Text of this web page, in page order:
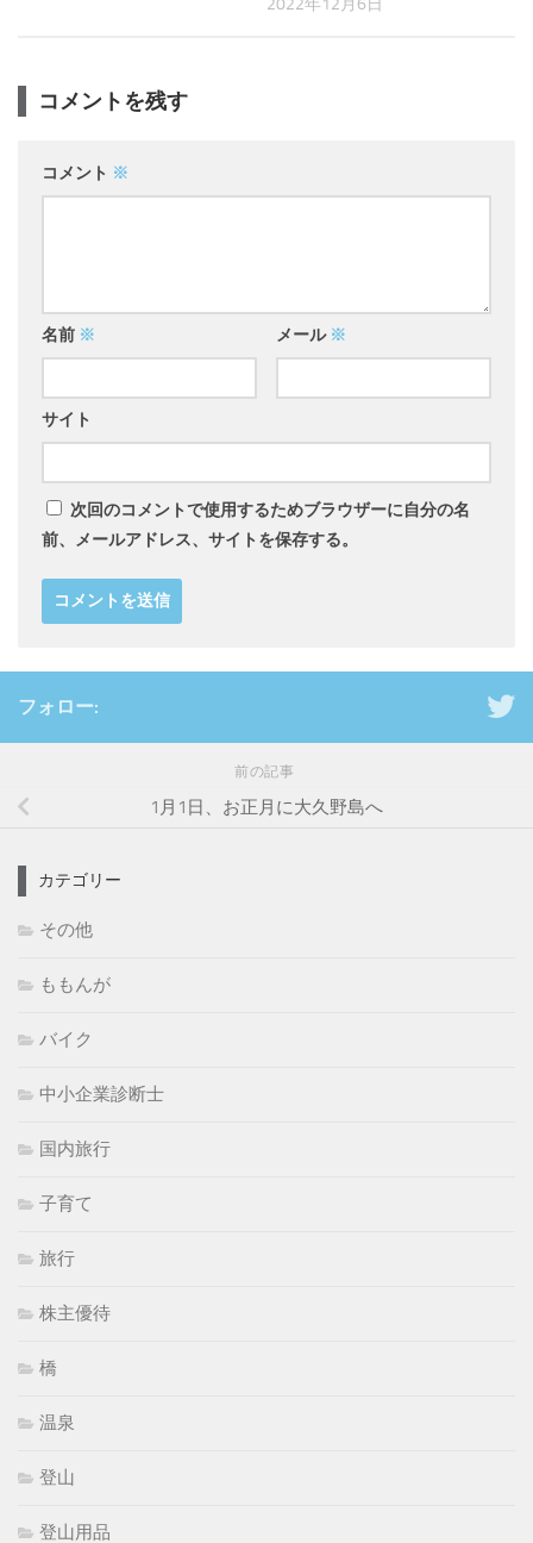
2022年12月6日
コメントを残す
コメント ※
名前 ※ メール ※
サイト
次回のコメントで使用するためブラウザーに自分の名
前、メールアドレス、サイトを保存する。
フォロー:
前の記事
1月1日、お正月に大久野島へ
カテゴリー
その他
ももんが
バイク
中小企業診断士
国内旅行
子育て
旅行
株主優待
橋
温泉
登山
登山用品